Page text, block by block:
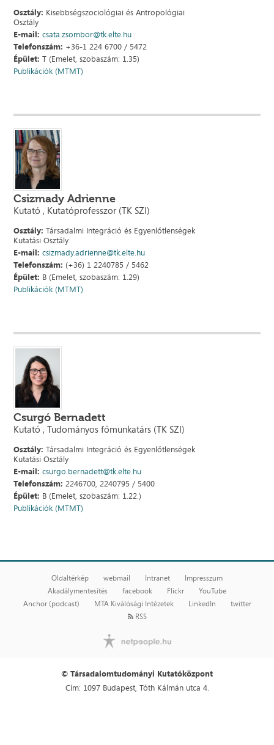
Osztály: Kisebbségszociológiai és Antropológiai
Osztály
E-mail: csata.zsombor@tk.elte.hu
Telefonszám: +36-1 224 6700 / 5472
Épület: T (Emelet, szobaszám: 1.35)
Publikációk (MTMT)
Csizmady Adrienne
Kutató , Kutatóprofesszor (TK SZI)
Osztály: Társadalmi Integráció és Egyenlőtlenségek
Kutatási Osztály
E-mail: csizmady.adrienne@tk.elte.hu
Telefonszám: (+36) 1 2240785 / 5462
Épület: B (Emelet, szobaszám: 1.29)
Publikációk (MTMT)
Csurgó Bernadett
Kutató , Tudományos főmunkatárs (TK SZI)
Osztály: Társadalmi Integráció és Egyenlőtlenségek
Kutatási Osztály
E-mail: csurgo.bernadett@tk.elte.hu
Telefonszám: 2246700, 2240795 / 5400
Épület: B (Emelet, szobaszám: 1.22.)
Publikációk (MTMT)
Oldaltérkép webmail Intranet
Impresszum
Akadálymentesítés
facebook Flickr
YouTube
Anchor (podcast)
MTA Kiválósági Intézetek LinkedIn
twitter
RSS
© Társadalomtudományi Kutatóközpont
Cím: 1097 Budapest, Tóth Kálmán utca 4.